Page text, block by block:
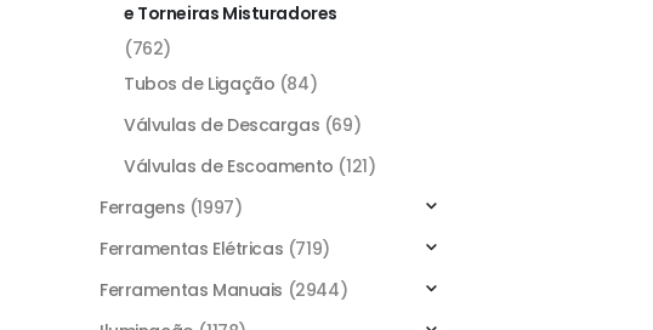
e Torneiras Misturadores
(762)
Tubos de Ligação (84)
Válvulas de Descargas (69)
Válvulas de Escoamento (121)
Ferragens (1997)
Ferramentas Elétricas (719)
Ferramentas Manuais (2944)